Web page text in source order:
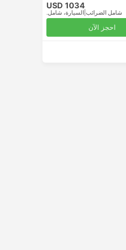
USD 1034
شامل الضرائب السيارة، شامل.
احجز الآن